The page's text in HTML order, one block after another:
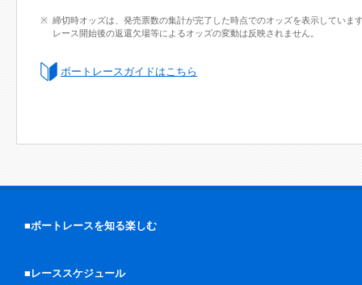
締切時オッズは、発売票数の集計が完了した時点でのオッズを表示していま
レース開始後の返還欠場等によるオッズの変動は反映されません。
ボートレースガイドはこちら
■ボートレースを知る楽しむ
■レーススケジュール